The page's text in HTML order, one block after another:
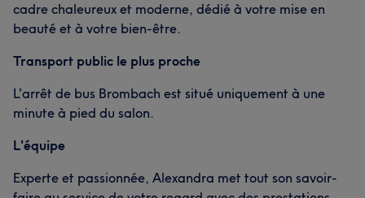
cadre chaleureux et moderne, dédié à votre mise en
beauté et à votre bien-être.
Transport public le plus proche
L'arrêt de bus Brombach est situé uniquement à une
minute à pied du salon.
L'équipe
Experte et passionnée, Alexandra met tout son savoir-